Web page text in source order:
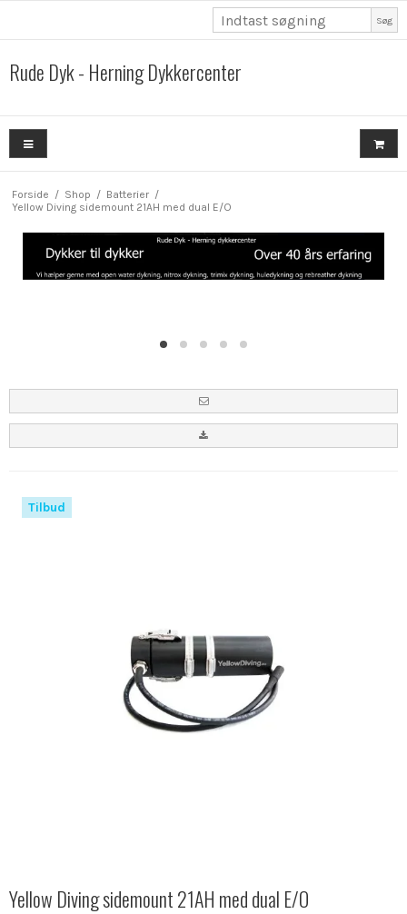
Søg
Rude Dyk - Herning Dykkercenter
Forside / Shop / Batterier /
Yellow Diving sidemount 21AH med dual E/O
Tilbud
Yellow Diving sidemount 21AH med dual E/O